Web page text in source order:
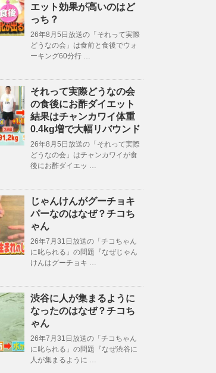
エット効果が高いのはど
っち？
26年8月5日放送の「それって実際
どうなの会」は食前と食後でウォ
ーキング60分行 …
それって実際どうなの会
の食後にお酢ダイエット
結果はチャンカワイ体重
0.4kg増で大幅リバウンド
26年8月5日放送の「それって実際
どうなの会」はチャンカワイが食
後にお酢ダイエッ …
じゃんけんがグーチョキ
パーなのはなぜ？チコち
ゃん
26年7月31日放送の「チコちゃん
に叱られる」の問題『なぜじゃん
けんはグーチョキ …
渋谷に人が集まるように
なったのはなぜ？チコち
ゃん
26年7月31日放送の「チコちゃん
に叱られる」の問題『なぜ渋谷に
人が集まるように …